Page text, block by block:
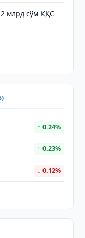
млрд сўм ҚҚС
↑ 0.24%
↑ 0.23%
↓ 0.12%